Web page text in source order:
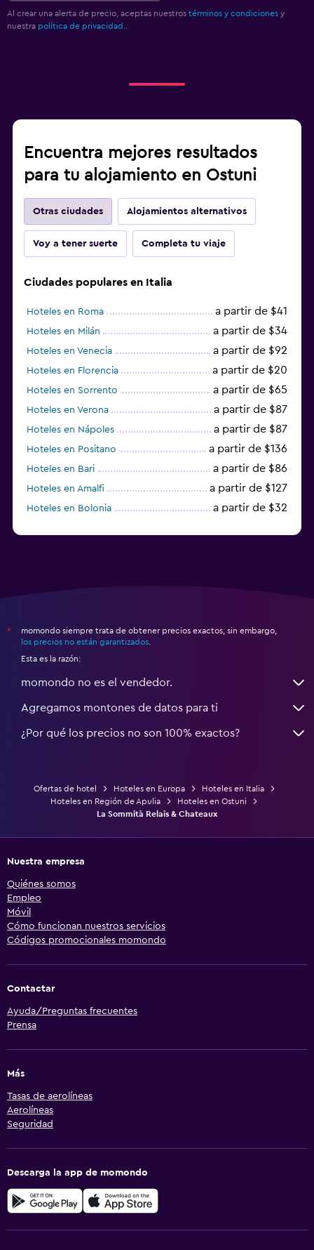
Al crear una alerta de precio, aceptas nuestros términos y condiciones y
nuestra política de privacidad.
Encuentra mejores resultados
para tu alojamiento en Ostuni
Otras ciudades Alojamientos alternativos
Voy a tener suerte Completa tu viaje
Ciudades populares en Italia
Hoteles en Roma a partir de $41
Hoteles en Milán a partir de $34
Hoteles en Venecia a partir de $92
Hoteles en Florencia a partir de $20
Hoteles en Sorrento a partir de $65
Hoteles en Verona a partir de $87
Hoteles en Nápoles a partir de $87
Hoteles en Positano a partir de $136
Hoteles en Bari a partir de $86
Hoteles en Amalfi a partir de $127
Hoteles en Bolonia a partir de $32
*
momondo siempre trata de obtener precios exactos, sin embargo,
los precios no están garantizados
Esta es la razón:
momondo no es el vendedor.
Agregamos montones de datos para ti
¿Por qué los precios no son 100% exactos?
Ofertas de hotel Hoteles en Europa
Hoteles en Italia
Hoteles en Región de Apulia
Hoteles en Ostuni
La Sommità Relais & Chateaux
Nuestra empresa
Quiénes somos
Empleo
Móvil
Cómo funcionan nuestros servicios
Códigos promocionales momondo
Contactar
Ayuda/Preguntas frecuentes
Prensa
Más
Tasas de aerolíneas
Aerolíneas
Seguridad
Descarga la app de momondo